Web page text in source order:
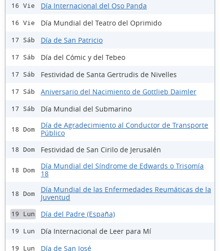
16 Vie Día Internacional del Oso Panda
16 Vie Día Mundial del Teatro del Oprimido
17 Sáb Día de San Patricio
17 Sáb Día del Cómic y del Tebeo
17 Sáb Festividad de Santa Gertrudis de Nivelles
17 Sáb Aniversario del Nacimiento de Gottlieb Daimler
17 Sáb Día Mundial del Submarino
18 Dom
Día de Agradecimiento al Conductor de Transporte
Público
18 Dom Festividad de San Cirilo de Jerusalén
18 Dom
Día Mundial del Síndrome de Edwards o Trisomía
18
18 Dom
Día Mundial de las Enfermedades Reumáticas de la
Juventud
19 Lun Día del Padre (España)
19 Lun Día Internacional de Leer para Mí
19 Lun Día de San José